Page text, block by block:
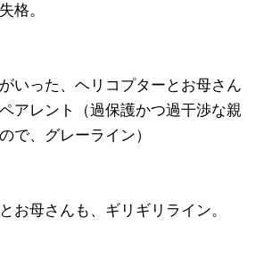
格。
いった、ヘリコプターとお母さん
アレント（過保護かつ過干渉な親
で、グレーライン）
お母さんも、ギリギリライン。